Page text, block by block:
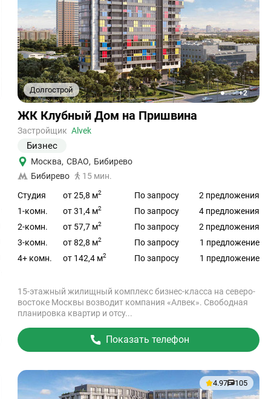
Долгострой
12345+2
Ссылка
на
объект
ЖК Клубный Дом на Пришвина
Застройщик Alvek
Бизнес
Москва, СВАО, Бибирево
Бибирево
15 мин.
Студия от 25,8 м2 По запросу
2 предложения
1-комн.
от 31,4 м2 По запросу
4 предложения
2-комн.
от 57,7 м2 По запросу
2 предложения
3-комн.
от 82,8 м2 По запросу
1 предложение
4+ комн.
от 142,4 м2 По запросу 1 предложение
15-этажный жилищный комплекс бизнес-класса на северо-
востоке Москвы возводит компания «Алвек». Свободная
планировка квартир и отсу...
Показать телефон
4.97 105